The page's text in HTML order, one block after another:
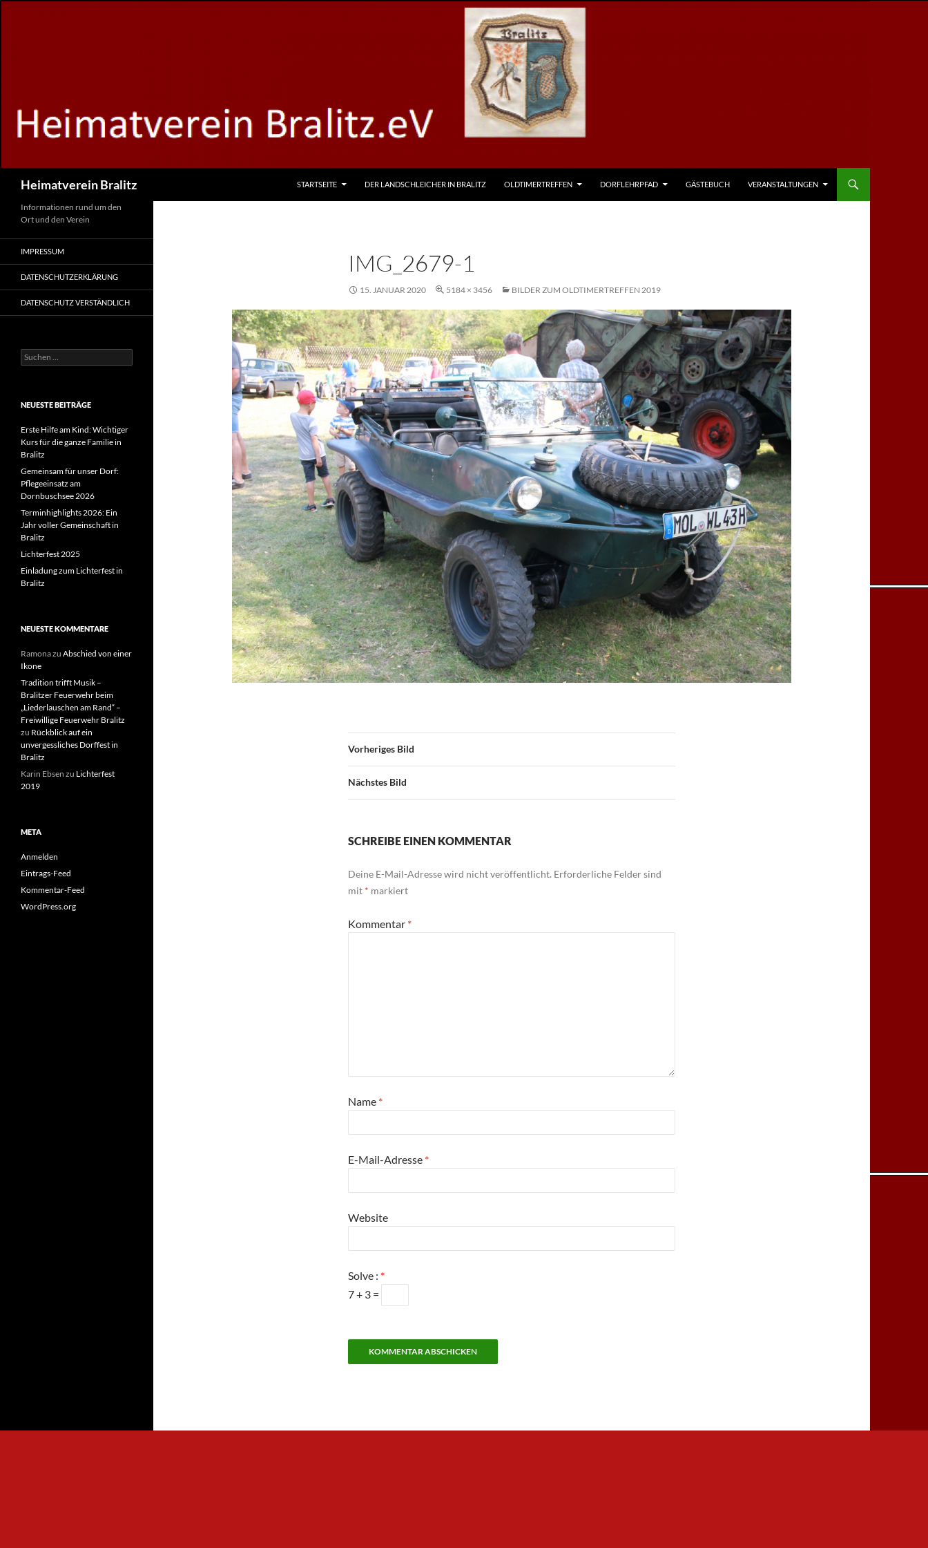
Heimatverein Bralitz STARTSEITE DER LANDSCHLEICHER IN BRALITZ OLDTIMERTREFFEN DORFLEHRPFAD GÄSTEBUCH VERANSTALTUNGEN
IMG_2679-1
15. JANUAR 2020 5184 × 3456 BILDER ZUM OLDTIMERTREFFEN 2019
Vorheriges Bild
Nächstes Bild
SCHREIBE EINEN KOMMENTAR
Deine E-Mail-Adresse wird nicht veröffentlicht. Erforderliche Felder sind
mit * markiert
Kommentar *
Name *
E-Mail-Adresse *
Website
Solve : *
7 + 3 =
Informationen rund um den
Ort und den Verein
IMPRESSUM
DATENSCHUTZERKLÄRUNG
DATENSCHUTZ VERSTÄNDLICH
Suchen
nach:
NEUESTE BEITRÄGE
Erste Hilfe am Kind: Wichtiger
Kurs für die ganze Familie in
Bralitz
Gemeinsam für unser Dorf:
Pflegeeinsatz am
Dornbuschsee 2026
Terminhighlights 2026: Ein
Jahr voller Gemeinschaft in
Bralitz
Lichterfest 2025
Einladung zum Lichterfest in
Bralitz
NEUESTE KOMMENTARE
Ramonazu Abschied von einer
Ikone
Tradition trifft Musik –
Bralitzer Feuerwehr beim
„Liederlauschen am Rand“ –
Freiwillige Feuerwehr Bralitz
zu Rückblick auf ein
unvergessliches Dorffest in
Bralitz
Karin Ebsen zu Lichterfest
2019
META
Anmelden
Eintrags-Feed
Kommentar-Feed
WordPress.org